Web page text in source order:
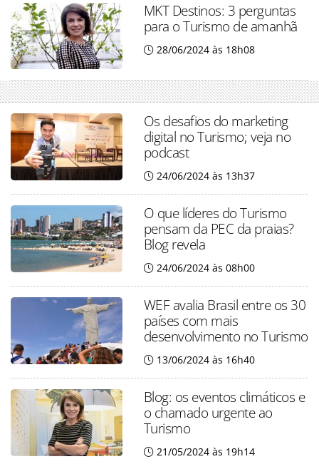
MKT Destinos: 3 perguntas
para o Turismo de amanhã
28/06/2024 às 18h08
Os desafios do marketing
digital no Turismo; veja no
podcast
24/06/2024 às 13h37
O que líderes do Turismo
pensam da PEC da praias?
Blog revela
24/06/2024 às 08h00
WEF avalia Brasil entre os 30
países com mais
desenvolvimento no Turismo
13/06/2024 às 16h40
Blog: os eventos climáticos e
o chamado urgente ao
Turismo
21/05/2024 às 19h14